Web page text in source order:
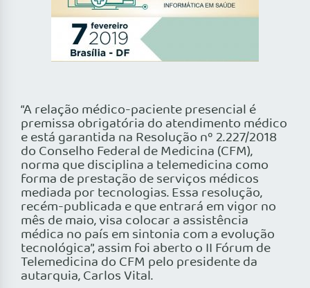
“A relação médico-paciente presencial é
premissa obrigatória do atendimento médico
e está garantida na Resolução nº 2.227/2018
do Conselho Federal de Medicina (CFM),
norma que disciplina a telemedicina como
forma de prestação de serviços médicos
mediada por tecnologias. Essa resolução,
recém-publicada e que entrará em vigor no
mês de maio, visa colocar a assistência
médica no país em sintonia com a evolução
tecnológica”, assim foi aberto o II Fórum de
Telemedicina do CFM pelo presidente da
autarquia, Carlos Vital.